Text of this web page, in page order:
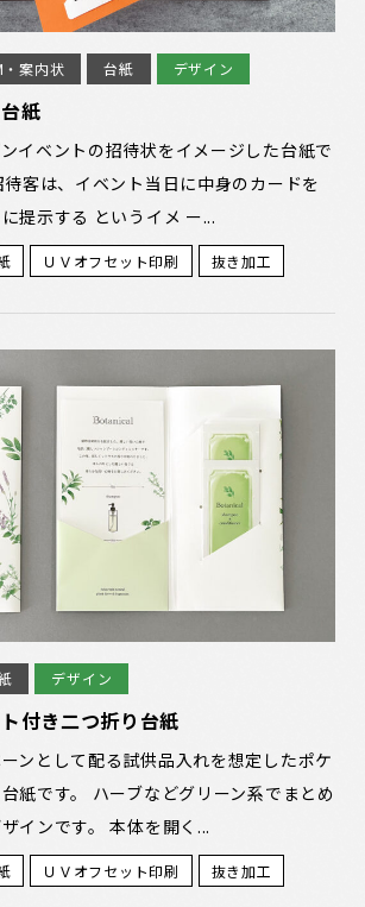
・案内状 台紙 デザイン
紙
イベントの招待状をイメージした台紙で
客は、イベント当日に中身のカードを
提示する というイメ ー...
ＵＶオフセット印刷 抜き加工
デザイン
付き二つ折り台紙
ンとして配る試供品入れを想定したポケ
紙です。 ハーブなどグリーン系でまとめ
インです。 本体を開く...
ＵＶオフセット印刷 抜き加工